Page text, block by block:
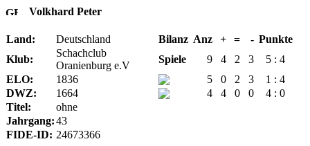
Volkhard Peter
Land: Deutschland Bilanz Anz + = - Punkte
Klub:
Schachclub
Oranienburg e.V
Spiele 9 4 2 3
5 : 4
ELO:
1836 5 0 2 3
1 : 4
DWZ:
1664 4 4 0 0
4 : 0
Titel:
ohne
Jahrgang:43
FIDE-ID: 24673366